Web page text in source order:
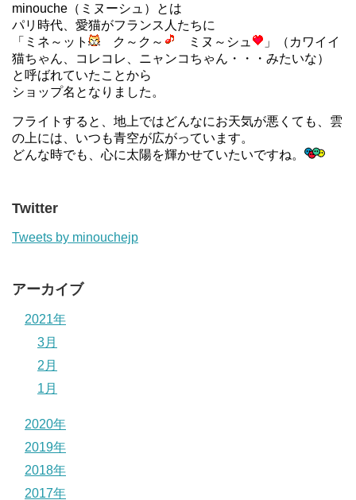
minouche（ミヌーシュ）とは
パリ時代、愛猫がフランス人たちに
「ミネ～ット
ク～ク～ ミヌ～シュ
」（カワイイ
猫ちゃん、コレコレ、ニャンコちゃん・・・みたいな）
と呼ばれていたことから
ショップ名となりました。
フライトすると、地上ではどんなにお天気が悪くても、雲
の上には、いつも青空が広がっています。
どんな時でも、心に太陽を輝かせていたいですね。
Twitter
Tweets by minouchejp
アーカイブ
2021年
3月
2月
1月
2020年
2019年
2018年
2017年